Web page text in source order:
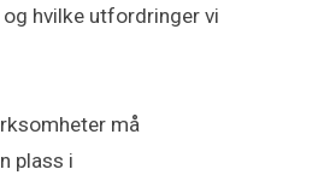
hvilke utfordringer vi
må
plass i